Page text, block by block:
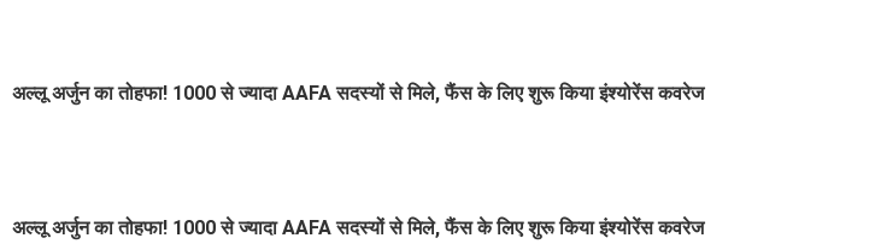
अल्लू अर्जुन का तोहफा! 1000 से ज्यादा AAFA सदस्यों से मिले, फैंस के लिए शुरू किया इंश्योरेंस कवरेज
अल्लू अर्जुन का तोहफा! 1000 से ज्यादा AAFA सदस्यों से मिले, फैंस के लिए शुरू किया इंश्योरेंस कवरेज